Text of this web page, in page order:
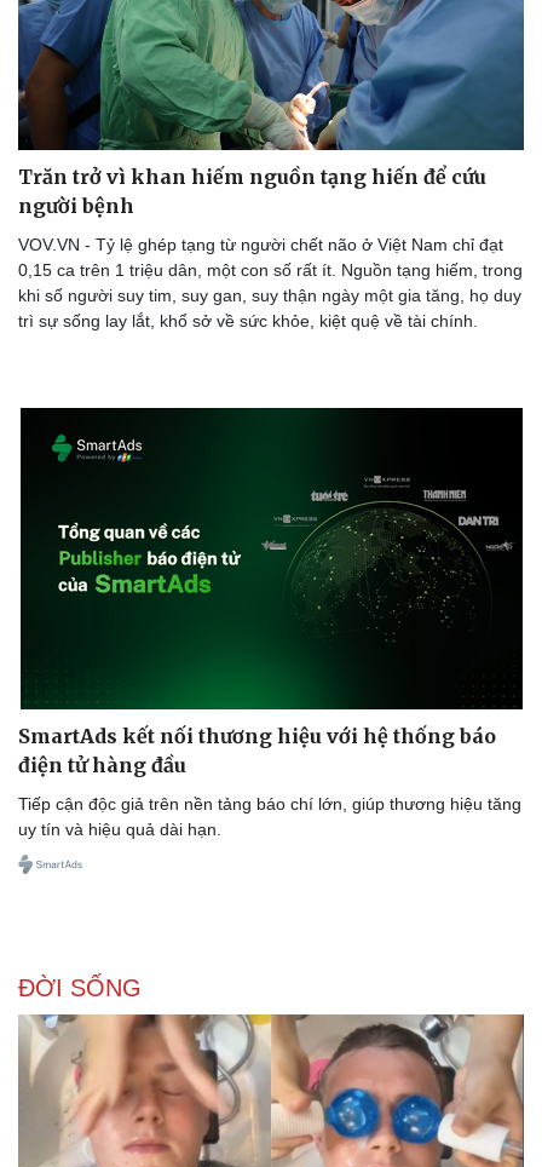
Doanh nghiệp
Thông tin doanh nghiệp
Doanh nghiệp 24h
Doanh nhân
Vì cộng đồng
Công nghệ
Sành điệu
Tin Công nghệ
Trăn trở vì khan hiếm nguồn tạng hiến để cứu
người bệnh
VOV.VN - Tỷ lệ ghép tạng từ người chết não ở Việt Nam chỉ đạt
0,15 ca trên 1 triệu dân, một con số rất ít. Nguồn tạng hiếm, trong
khi số người suy tim, suy gan, suy thận ngày một gia tăng, họ duy
trì sự sống lay lắt, khổ sở về sức khỏe, kiệt quệ về tài chính.
SmartAds kết nối thương hiệu với hệ thống báo
điện tử hàng đầu
Tiếp cận độc giả trên nền tảng báo chí lớn, giúp thương hiệu tăng
uy tín và hiệu quả dài hạn.
ĐỜI SỐNG